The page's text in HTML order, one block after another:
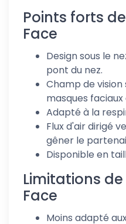
Points forts
Face
Design sous le
pont du nez.
Champ de vision
masques faciaux
Adapté à la
Flux d'air dirigé
gêner le
Disponible en
Limitations de
Face
Moins adapté